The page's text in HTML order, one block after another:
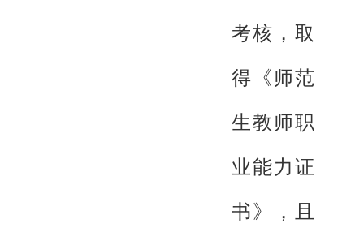
考核，取
得《师范
生教师职
业能力证
书》，且